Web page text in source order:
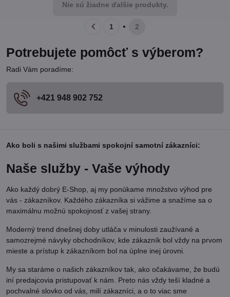
Nie sú žiadne ďalšie produkty.
1 2
Potrebujete pomôcť s výberom?
Radi Vám poradíme:
+421 948 902 752
Ako boli s našimi službami spokojní samotní zákazníci:
Naše služby - Vaše výhody
Ako každý dobrý E-Shop, aj my ponúkame množstvo výhod pre
vás - zákazníkov. Každého zákazníka si vážime a snažíme sa o
maximálnu možnú spokojnosť z vašej strany.
Moderný trend dnešnej doby utláča v minulosti zaužívané a
samozrejmé návyky obchodníkov, kde zákazník bol vždy na prvom
mieste a prístup k zákazníkom bol na úplne inej úrovni.
My sa staráme o našich zákazníkov tak, ako očakávame, že budú
iní predajcovia pristupovať k nám. Preto nás vždy teší kladné a
pochvalné slovko od vás, milí zákazníci, a o to viac sme